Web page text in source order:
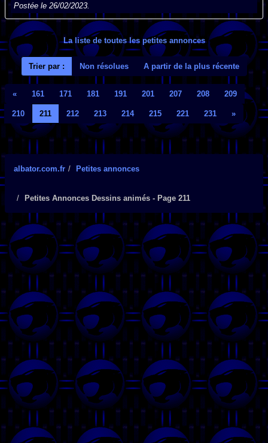
Postée le 26/02/2023.
La liste de toutes les petites annonces
Trier par : Non résolues A partir de la plus récente
« 161 171 181 191 201 207 208 209
210 211 212 213 214 215 221 231 »
albator.com.fr Petites annonces
Petites Annonces Dessins animés - Page 211